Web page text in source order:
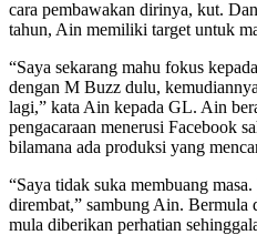
cara pembawakan dirinya, kut.
tahun, Ain memiliki target untuk
“Saya sekarang mahu fokus
dengan M Buzz dulu,
lagi,” kata Ain kepada GL. Ain
pengacaraan menerusi Facebook
bilamana ada produksi yang
“Saya tidak suka membuang
dirembat,” sambung Ain.
mula diberikan perhatian